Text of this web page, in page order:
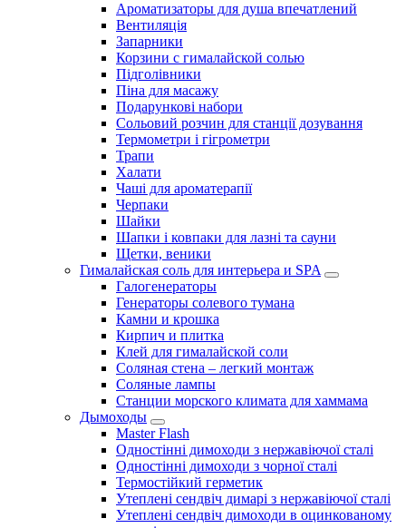
Ароматизаторы для душа впечатлений
Вентиляція
Запарники
Корзини с гималайской солью
Підголівники
Піна для масажу
Подарункові набори
Сольовий розчин для станції дозування
Термометри і гігрометри
Трапи
Халати
Чаші для ароматерапії
Черпаки
Шайки
Шапки і ковпаки для лазні та сауни
Щетки, веники
Гималайская соль для интерьера и SPA
Галогенераторы
Генераторы солевого тумана
Камни и крошка
Кирпич и плитка
Клей для гималайской соли
Соляная стена – легкий монтаж
Соляные лампы
Станции морского климата для хаммама
Дымоходы
Master Flash
Одностінні димоходи з нержавіючої сталі
Одностінні димоходи з чорної сталі
Термостійкий герметик
Утеплені сендвіч димарі з нержавіючої сталі
Утеплені сендвіч димоходи в оцинкованому